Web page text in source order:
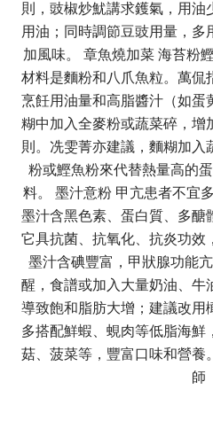
則，豉椒炒魷講求鑊氣，用油
用油；同時調節豆豉用量，多
加風味。 章魚燒加菜 海苔粉
材料是麵粉和八爪魚粒。萬侃
烹飪用油量和高脂醬汁（如蛋
糊中加入全麥粉或蔬菜碎，增
則。冼雯菁亦建議，麵糊加入
粉或鰹魚粉來代替熱量高的
料。 墨汁意粉 甲亢患者不宜
墨汁含黑色素、蛋白質、多醣
它具抗菌、抗氧化、抗炎功效
墨汁含碘豐富，甲狀腺功能
醒，食譜或加入大量奶油、牛
導致飽和脂肪大增；建議改用
多搭配鮮蝦、蜆肉等低脂海鮮
菇、菠菜等，豐富口味和營養
師